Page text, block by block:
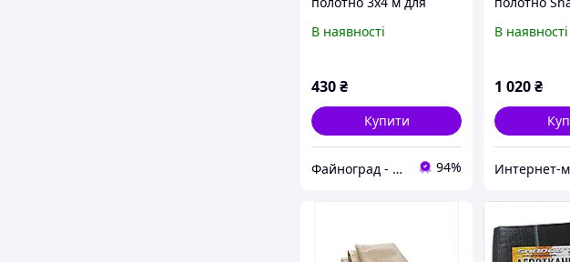
8497TM75K8
В наявності
430₴
Купити
Файноград - місто файних речей 94%
кріплення,
В наявності
1 020₴